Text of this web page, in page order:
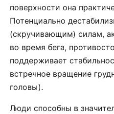
поверхности она
Потенциально
(скручивающим) силам,
во время бега,
поддерживает
встречное вращение
головы).
Люди способны в